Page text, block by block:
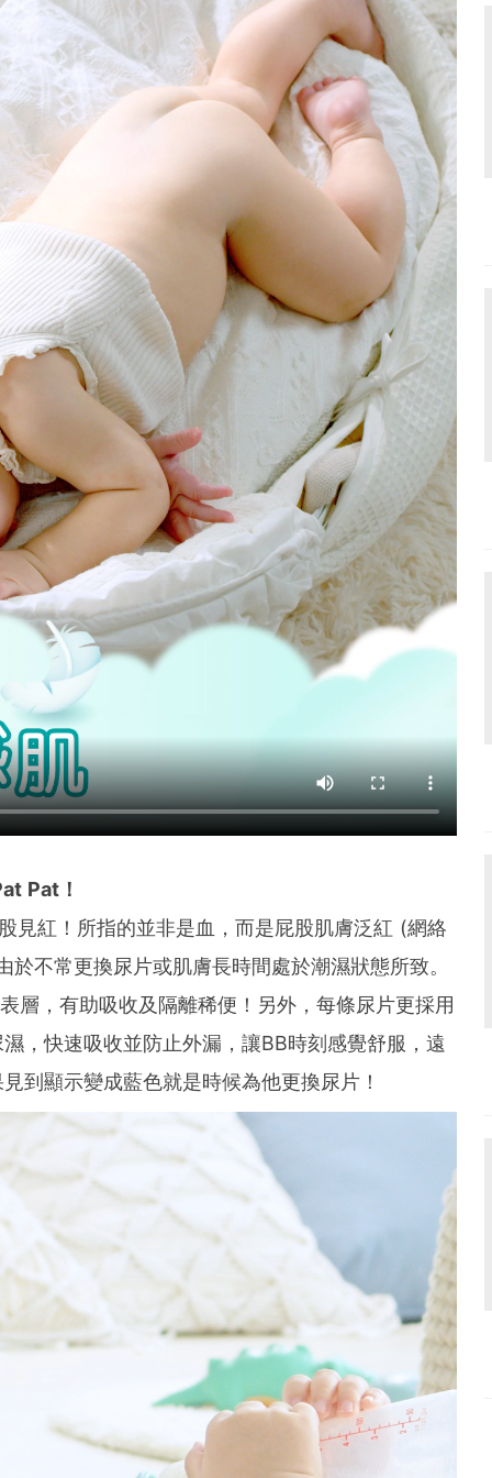
Pat！
見紅！所指的並非是血，而是屁股肌膚泛紅 (網絡
不常更換尿片或肌膚長時間處於潮濕狀態所致。
層，有助吸收及隔離稀便！另外，每條尿片更採用
，快速吸收並防止外漏，讓BB時刻感覺舒服，遠
到顯示變成藍色就是時候為他更換尿片！